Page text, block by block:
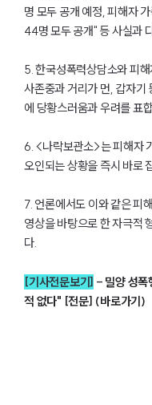
글로
명 모두 공개 예정, 피해자
44명 모두 공개" 등 사실과
5. 한국성폭력상담소와 피
사존중과 거리가 먼, 갑자기
에 당황스러움과 우려를 표
6. <나락보관소>는 피해자
오인되는 상황을 즉시 바로
7. 언론에서도 이와 같은 피
영상을 바탕으로 한 자극적
다.
[기사전문보기] - 밀양 성
적 없다" [전문] (바로가기)